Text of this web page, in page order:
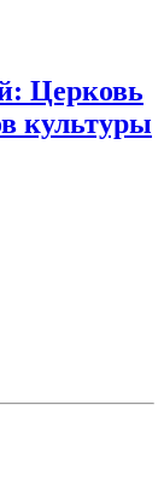
Церковь
культуры